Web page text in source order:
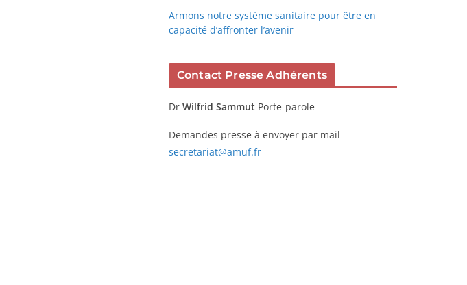
Armons notre système sanitaire pour être en
capacité d’affronter l’avenir
Contact Presse Adhérents
Dr Wilfrid Sammut Porte-parole
Demandes presse à envoyer par mail
secretariat@amuf.fr